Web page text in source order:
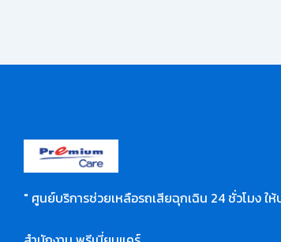
" ศูนย์บริการช่วยเหลือรถเสียฉุกเฉิน 24 ชั่วโมง ใ